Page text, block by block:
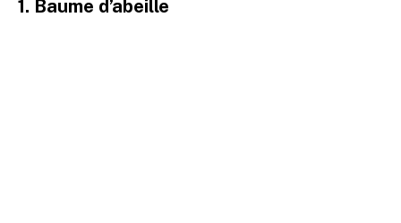
1. Baume d’abeille